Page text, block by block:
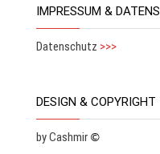
IMPRESSUM &
Datenschutz >>>
DESIGN & COPYRIGHT
by Cashmir ©